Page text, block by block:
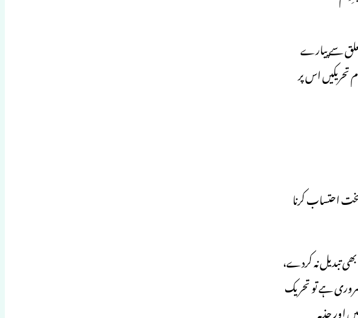
سے پیارے
اس پر
احتساب کرنا
تبدیل نہ کردے،
ہے تو تحریک
اور جذبہ